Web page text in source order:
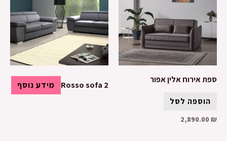
ספת אירוח אלין אפור
הוספה לסל
2,890.00 ₪
Rosso sofa 2 מידע נוסף